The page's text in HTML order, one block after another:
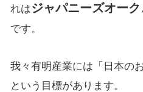
れはジャパニーズオーク
です。
我々有明産業には「日本の
という目標があります。